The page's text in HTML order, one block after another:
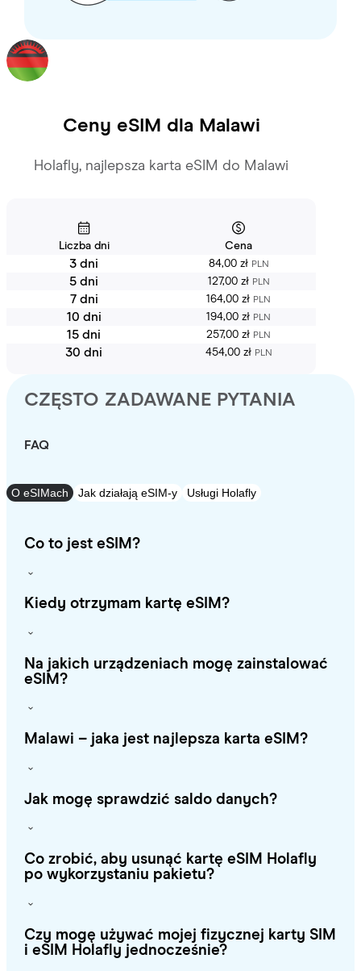
Ceny eSIM dla Malawi
Holafly, najlepsza karta eSIM do Malawi
Liczba dni Cena
3 dni 84,00 zł PLN
5 dni 127,00 zł PLN
7 dni 164,00 zł PLN
10 dni 194,00 zł PLN
15 dni 257,00 zł PLN
30 dni 454,00 zł PLN
CZĘSTO ZADAWANE PYTANIA
FAQ
O eSIMach Jak działają eSIM-y Usługi Holafly
Co to jest eSIM?
Kiedy otrzymam kartę eSIM?
Na jakich urządzeniach mogę zainstalować
eSIM?
Malawi – jaka jest najlepsza karta eSIM?
Jak mogę sprawdzić saldo danych?
Co zrobić, aby usunąć kartę eSIM Holafly
po wykorzystaniu pakietu?
Czy mogę używać mojej fizycznej karty SIM
i eSIM Holafly jednocześnie?